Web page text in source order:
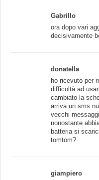
Gabrillo
ora dopo vari
decisivamente
donatella
ho ricevuto per
difficoltà ad
cambiato la
arriva un sms
vecchi
nonostante
batteria si
tomtom?
giampiero